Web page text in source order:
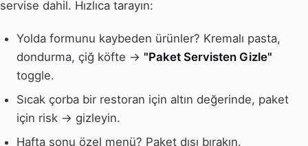
servise dahil. Hızlıca tarayın:
Yolda formunu kaybeden ürünler? Kremalı pasta,
dondurma, çiğ köfte → "Paket Servisten Gizle"
toggle.
Sıcak çorba bir restoran için altın değerinde, paket
için risk → gizleyin.
Hafta sonu özel menü? Paket dışı bırakın.